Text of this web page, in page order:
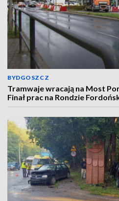
BYDGOSZCZ
Tramwaje wracają na Most
Finał prac na Rondzie